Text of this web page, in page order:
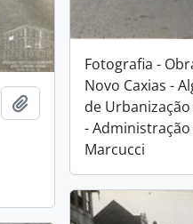
Adicionar a área de
Fotografia -
Novo Caxias -
de
-
Marcucci